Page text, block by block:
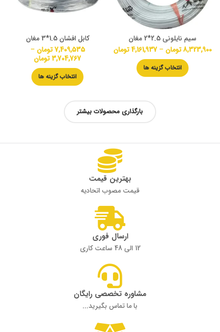
سیم نایلونی 2.5*2 مغان
8,323,900تومان –
4,161,937تومان
انتخاب گزینه ها
کابل افشان 1.5*3 مغان
7,409,535 تومان –
3,704,767تومان
انتخاب گزینه ها
بارگذاری محصولات بیشتر
بهترین قیمت
قیمت مصوب اتحادیه
ارسال فوری
12 الی 48 ساعت کاری
مشاوره تخصصی رایگان
با ما تماس بگیرید...